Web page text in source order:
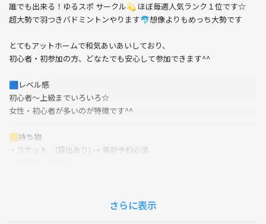
誰でも出来る！ゆるスポ サークル💫 ほぼ毎週人気ランク１位です☆
超大勢で羽つきバドミントンやります🐬想像よりもめっち大勢です
とてもアットホームで和気あいあいしており、
初心者・初参加の方、どなたでも安心して参加できます^^
🟦レベル感
初心者～上級までいろいろ☆
女性・初心者が多いのが特徴です^^
🟨持ち物
・ラケット (貸出あり) → 事前予約必須
さらに表示